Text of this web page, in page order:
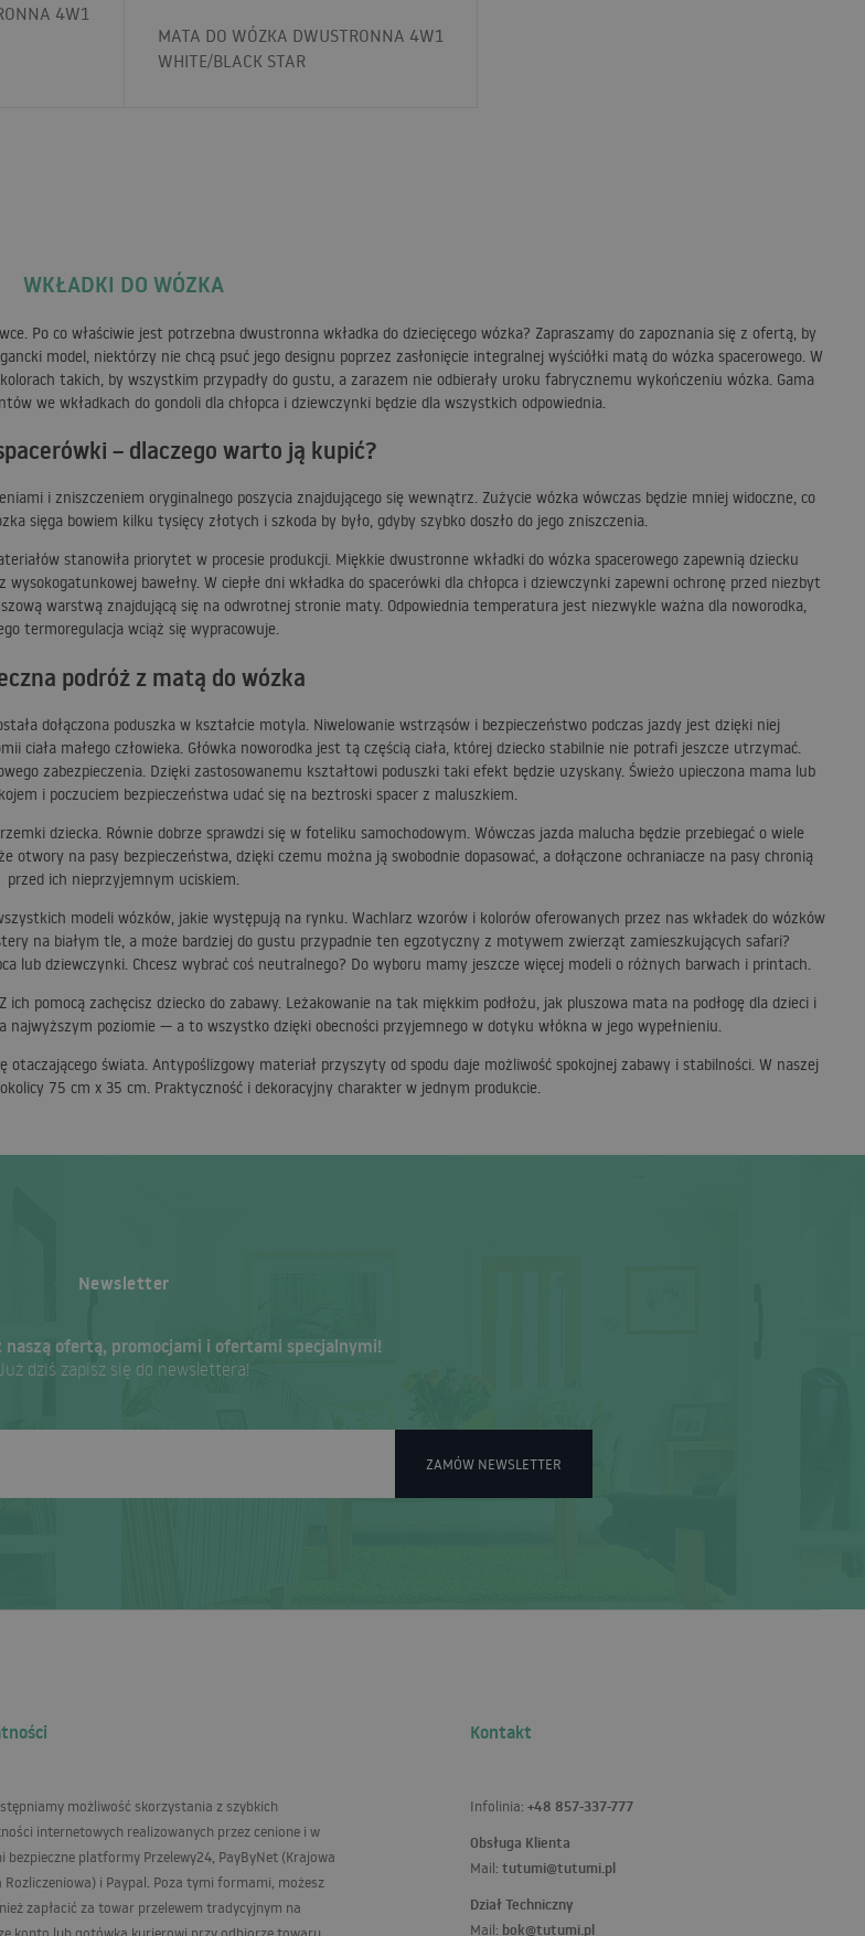
4W1
MATA DO WÓZKA DWUSTRONNA 4W1
WHITE/BLACK STAR
WKŁADKI DO WÓZKA
Po co właściwie jest potrzebna dwustronna wkładka do dziecięcego wózka? Zapraszamy do zapoznania się z ofertą, by
model, niektórzy nie chcą psuć jego designu poprzez zasłonięcie integralnej wyściółki matą do wózka spacerowego. W
takich, by wszystkim przypadły do gustu, a zarazem nie odbierały uroku fabrycznemu wykończeniu wózka. Gama
we wkładkach do gondoli dla chłopca i dziewczynki będzie dla wszystkich odpowiednia.
– dlaczego warto ją kupić?
i zniszczeniem oryginalnego poszycia znajdującego się wewnątrz. Zużycie wózka wówczas będzie mniej widoczne, co
sięga bowiem kilku tysięcy złotych i szkoda by było, gdyby szybko doszło do jego zniszczenia.
stanowiła priorytet w procesie produkcji. Miękkie dwustronne wkładki do wózka spacerowego zapewnią dziecku
bawełny. W ciepłe dni wkładka do spacerówki dla chłopca i dziewczynki zapewni ochronę przed niezbyt
warstwą znajdującą się na odwrotnej stronie maty. Odpowiednia temperatura jest niezwykle ważna dla noworodka,
termoregulacja wciąż się wypracowuje.
podróż z matą do wózka
dołączona poduszka w kształcie motyla. Niwelowanie wstrząsów i bezpieczeństwo podczas jazdy jest dzięki niej
małego człowieka. Główka noworodka jest tą częścią ciała, której dziecko stabilnie nie potrafi jeszcze utrzymać.
zabezpieczenia. Dzięki zastosowanemu kształtowi poduszki taki efekt będzie uzyskany. Świeżo upieczona mama lub
i poczuciem bezpieczeństwa udać się na beztroski spacer z maluszkiem.
dziecka. Równie dobrze sprawdzi się w foteliku samochodowym. Wówczas jazda malucha będzie przebiegać o wiele
na pasy bezpieczeństwa, dzięki czemu można ją swobodnie dopasować, a dołączone ochraniacze na pasy chronią
przed ich nieprzyjemnym uciskiem.
modeli wózków, jakie występują na rynku. Wachlarz wzorów i kolorów oferowanych przez nas wkładek do wózków
na białym tle, a może bardziej do gustu przypadnie ten egzotyczny z motywem zwierząt zamieszkujących safari?
lub dziewczynki. Chcesz wybrać coś neutralnego? Do wyboru mamy jeszcze więcej modeli o różnych barwach i printach.
pomocą zachęcisz dziecko do zabawy. Leżakowanie na tak miękkim podłożu, jak pluszowa mata na podłogę dla dzieci i
poziomie — a to wszystko dzięki obecności przyjemnego w dotyku włókna w jego wypełnieniu.
świata. Antypoślizgowy materiał przyszyty od spodu daje możliwość spokojnej zabawy i stabilności. W naszej
75 cm x 35 cm. Praktyczność i dekoracyjny charakter w jednym produkcie.
Newsletter
naszą ofertą, promocjami i ofertami specjalnymi!
Już dziś zapisz się do newslettera!
ZAMÓW NEWSLETTER
możliwość skorzystania z szybkich
internetowych realizowanych przez cenione i w
bezpieczne platformy Przelewy24, PayByNet (Krajowa
Rozliczeniowa) i Paypal. Poza tymi formami, możesz
zapłacić za towar przelewem tradycyjnym na
Kontakt
Infolinia: +48 857-337-777
Obsługa Klienta
Mail: tutumi@tutumi.pl
Dział Techniczny
Mail: bok@tutumi.pl